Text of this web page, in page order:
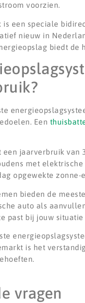
voorzien.
een speciale
nieuw in
biedt de
Een
een jaarverbruik van
met
opgewekte zonne-
bieden de
auto als
past bij jouw situatie
is het
vragen